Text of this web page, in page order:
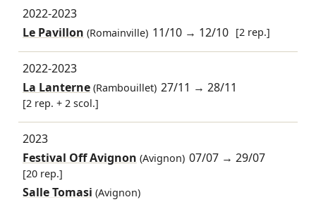
2022-2023
Le Pavillon (Romainville) 11/10 → 12/10 [2 rep.]
2022-2023
La Lanterne(Rambouillet) 27/11 →28/11
[2 rep. + 2 scol.]
2023
Festival Off Avignon (Avignon) 07/07 →29/07
[20 rep.]
Salle Tomasi (Avignon)